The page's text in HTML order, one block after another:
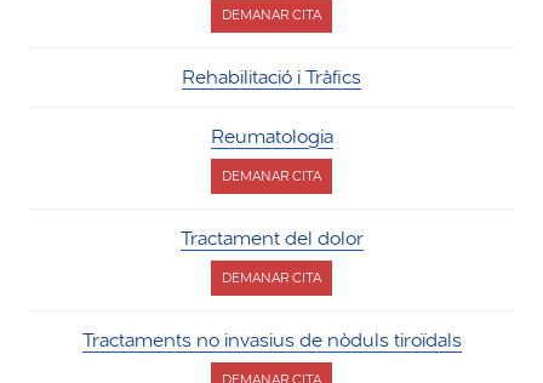
DEMANAR CITA
PER
INTERVENCIONISTA
Rehabilitació i Tràfics
Reumatologia
DEMANAR CITA
PER
Tractament del dolor
DEMANAR CITA
PER
DEL
DOLOR
Tractaments no invasius de nòduls tiroïdals